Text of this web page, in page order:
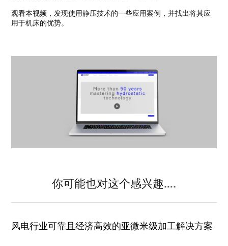
观看本视频，发现使用静压技术的一些应用案例，并找出将其应
用于机床的优势。
你可能也对这个感兴趣….
风电行业可靠且经济高效的亚微米级加工解决方案